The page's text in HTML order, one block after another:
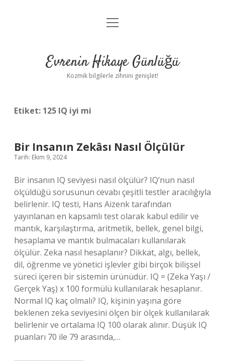
Anasayfa
Yasal Uyarı
menüyü
Evrenin Hikaye Günlüğü
Kozmik bilgilerle zihnini genişlet!
Etiket: 125 IQ iyi mi
Bir Insanın Zekâsı Nasıl Ölçülür
Tarih: Ekim 9, 2024
Bir insanın IQ seviyesi nasıl ölçülür? IQ’nun nasıl
ölçüldüğü sorusunun cevabı çeşitli testler aracılığıyla
belirlenir. IQ testi, Hans Aizenk tarafından
yayınlanan en kapsamlı test olarak kabul edilir ve
mantık, karşılaştırma, aritmetik, bellek, genel bilgi,
hesaplama ve mantık bulmacaları kullanılarak
ölçülür. Zeka nasıl hesaplanır? Dikkat, algı, bellek,
dil, öğrenme ve yönetici işlevler gibi birçok bilişsel
süreci içeren bir sistemin ürünüdür. IQ = (Zeka Yaşı /
Gerçek Yaş) x 100 formülü kullanılarak hesaplanır.
Normal IQ kaç olmalı? IQ, kişinin yaşına göre
beklenen zeka seviyesini ölçen bir ölçek kullanılarak
belirlenir ve ortalama IQ 100 olarak alınır. Düşük IQ
puanları 70 ile 79 arasında,…